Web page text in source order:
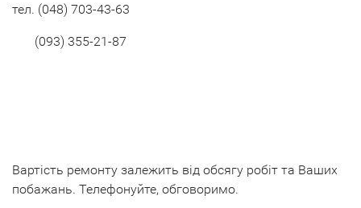
тел. (048) 703-43-63
(093) 355-21-87
Вартість ремонту залежить від обсягу робіт та Ваших
побажань. Телефонуйте, обговоримо.